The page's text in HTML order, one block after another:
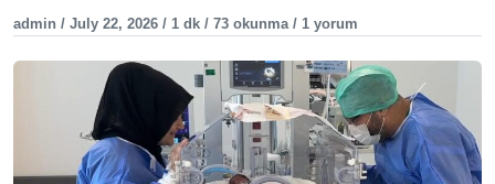
admin / July 22, 2026 / 1 dk / 73 okunma / 1 yorum